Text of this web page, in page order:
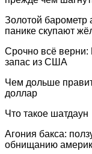
Золотой барометр
панике скупают
Срочно всё верни:
запас из США
Чем дольше
доллар
Что такое шатдаун
Агония бакса:
обнищанию